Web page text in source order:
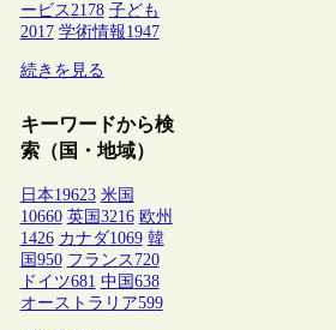
ービス2178 子ども
2017 学術情報1947
続きを見る
キーワードから検
索（国・地域）
日本19623 米国
10660 英国3216 欧州
1426 カナダ1069 韓
国950 フランス 720
ドイツ681 中国638
オーストラリア599